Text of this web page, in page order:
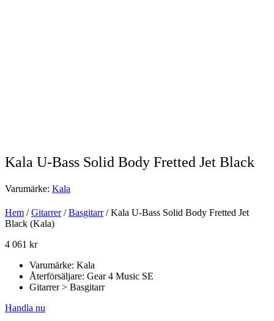
Kala U-Bass Solid Body Fretted Jet Black
Varumärke: Kala
Hem /Gitarrer/Basgitarr/ Kala U-Bass Solid Body Fretted Jet
Black (Kala)
4 061 kr
Varumärke: Kala
Återförsäljare: Gear 4 Music SE
Gitarrer > Basgitarr
Handla nu